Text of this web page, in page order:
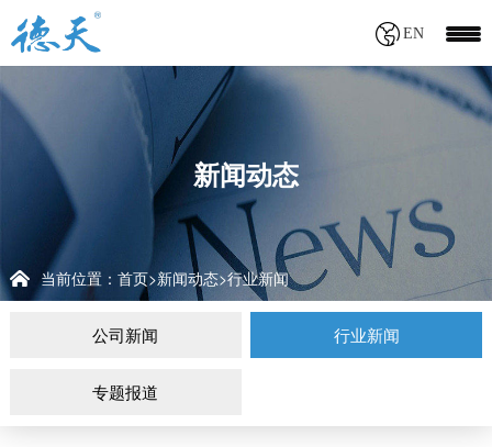
EN
新闻动态
当前位置： 首页>新闻动态>行业新闻
公司新闻 行业新闻
专题报道